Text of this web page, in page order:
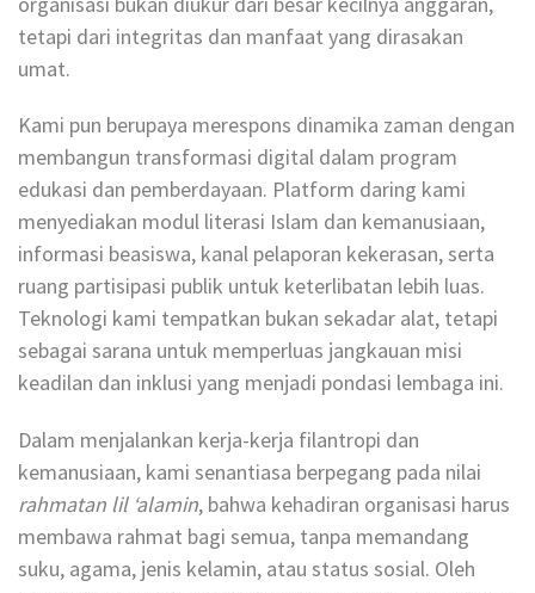
tetapi dari integritas dan manfaat yang dirasakan
umat.
Kami pun berupaya merespons dinamika zaman dengan
membangun transformasi digital dalam program
edukasi dan pemberdayaan. Platform daring kami
menyediakan modul literasi Islam dan kemanusiaan,
informasi beasiswa, kanal pelaporan kekerasan, serta
ruang partisipasi publik untuk keterlibatan lebih luas.
Teknologi kami tempatkan bukan sekadar alat, tetapi
sebagai sarana untuk memperluas jangkauan misi
keadilan dan inklusi yang menjadi pondasi lembaga ini.
Dalam menjalankan kerja-kerja filantropi dan
kemanusiaan, kami senantiasa berpegang pada nilai
rahmatan lil ‘alamin, bahwa kehadiran organisasi harus
membawa rahmat bagi semua, tanpa memandang
suku, agama, jenis kelamin, atau status sosial. Oleh